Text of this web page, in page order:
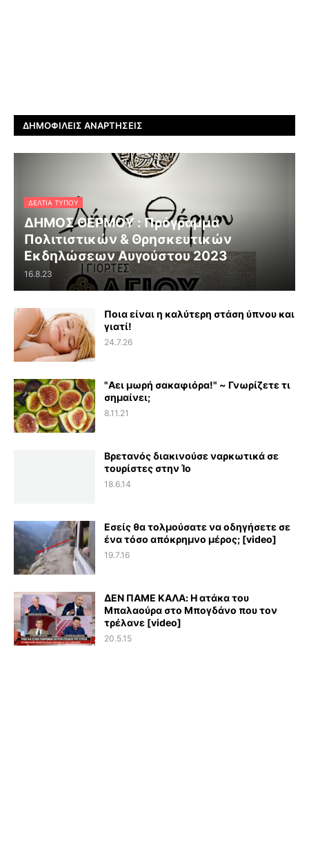
ΔΗΜΟΦΙΛΕΊΣ ΑΝΑΡΤΉΣΕΙΣ
ΔΕΛΤΊΑ ΤΎΠΟΥ
ΔΗΜΟΣ ΘΕΡΜΟΥ : Πρόγραμμα
Πολιτιστικών & Θρησκευτικών
Εκδηλώσεων Αυγούστου 2023
16.8.23
Ποια είναι η καλύτερη στάση ύπνου και
γιατί!
24.7.26
"Αει μωρή σακαφιόρα!" ~ Γνωρίζετε τι
σημαίνει;
8.11.21
Βρετανός διακινούσε ναρκωτικά σε
τουρίστες στην Ίο
18.6.14
Εσείς θα τολμούσατε να οδηγήσετε σε
ένα τόσο απόκρημνο μέρος; [video]
19.7.16
ΔΕΝ ΠΑΜΕ ΚΑΛΑ: Η ατάκα του
Μπαλαούρα στο Μπογδάνο που τον
τρέλανε [video]
20.5.15